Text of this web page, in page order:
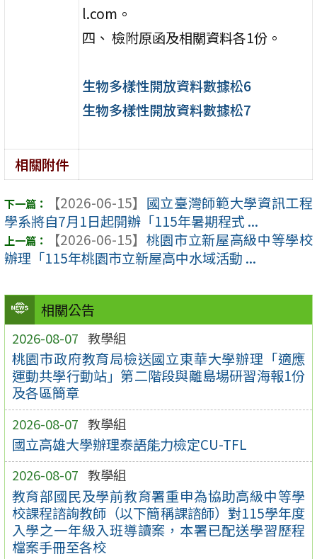
相關公告
2026-08-07 教學組
桃園市政府教育局檢送國立東華大學辦理「適應
運動共學行動站」第二階段與離島場研習海報1份
及各區簡章
2026-08-07 教學組
國立高雄大學辦理泰語能力檢定CU-TFL
2026-08-07 教學組
教育部國民及學前教育署重申為協助高級中等學
校課程諮詢教師（以下簡稱課諮師）對115學年度
入學之一年級入班導讀案，本署已配送學習歷程
檔案手冊至各校
l.com。
四、 檢附原函及相關資料各1份。
生物多樣性開放資料數據松6
生物多樣性開放資料數據松7
相關附件
【2026-06-15】 國立臺灣師範大學資訊工程
學系將自7月1日起開辦「115年暑期程式 ...
【2026-06-15】 桃園市立新屋高級中等學校
辦理「115年桃園市立新屋高中水域活動 ...